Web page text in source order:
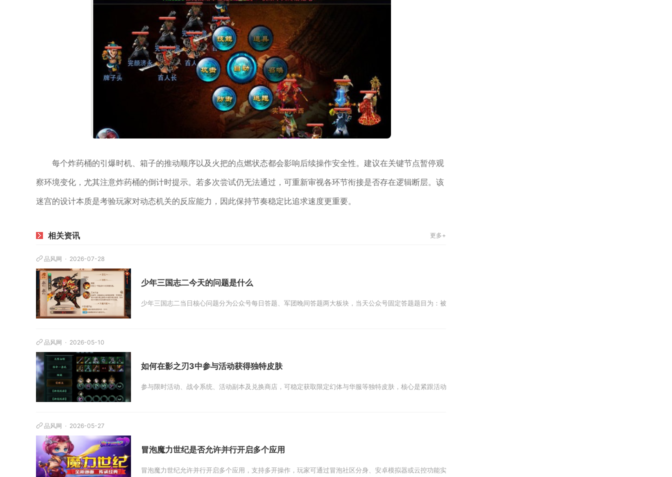
每个炸药桶的引爆时机、箱子的推动顺序以及火把的点燃状态都会影响后续操作安全性。建议在关键节点暂停观
察环境变化，尤其注意炸药桶的倒计时提示。若多次尝试仍无法通过，可重新审视各环节衔接是否存在逻辑断层。该
迷宫的设计本质是考验玩家对动态机关的反应能力，因此保持节奏稳定比追求速度更重要。
相关资讯 更多+
品风网 2026-07-28
少年三国志二今天的问题是什么
少年三国志二当日核心问题分为公众号每日答题、军团晚间答题两大板块，当天公众号固定答题题目为：被羌人称作白马将军的历史人物...
品风网 2026-05-10
如何在影之刃3中参与活动获得独特皮肤
参与限时活动、战令系统、活动副本及兑换商店，可稳定获取限定幻体与华服等独特皮肤，核心是紧跟活动周期、高效完成任务并合理规...
品风网 2026-05-27
冒泡魔力世纪是否允许并行开启多个应用
冒泡魔力世纪允许并行开启多个应用，支持多开操作，玩家可通过冒泡社区分身、安卓模拟器或云控功能实现多账号同时在线，高效推进...